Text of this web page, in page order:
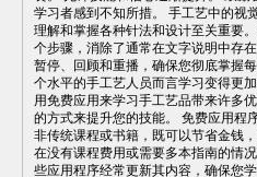
学习者感到不知所措。 手工艺中的视
理解和掌握各种针法和设计至关重要
个步骤，消除了通常在文字说明中存
暂停、回顾和重播，确保您彻底掌握
个水平的手工艺人员而言学习变得更
用免费应用来学习手工艺品带来许多
的方式来提升您的技能。 免费应用程
非传统课程或书籍，既可以节省金钱
在没有课程费用或需要多本指南的情
些应用程序经常更新其内容，确保您